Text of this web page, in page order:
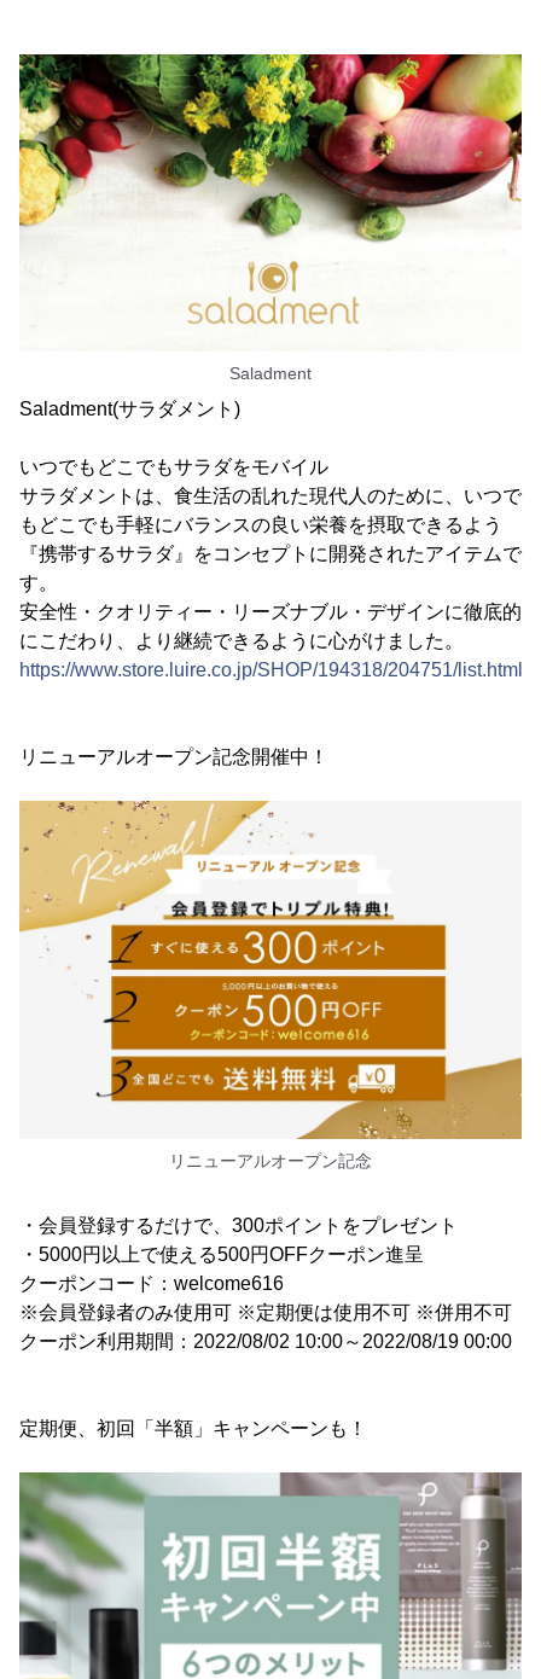
Saladment
Saladment(サラダメント)
いつでもどこでもサラダをモバイル
サラダメントは、食生活の乱れた現代人のために、いつで
もどこでも手軽にバランスの良い栄養を摂取できるよう
『携帯するサラダ』をコンセプトに開発されたアイテムで
す。
安全性・クオリティー・リーズナブル・デザインに徹底的
にこだわり、より継続できるように心がけました。
https://www.store.luire.co.jp/SHOP/194318/204751/list.html
リニューアルオープン記念開催中！
リニューアルオープン記念
・会員登録するだけで、300ポイントをプレゼント
・5000円以上で使える500円OFFクーポン進呈
クーポンコード：welcome616
※会員登録者のみ使用可 ※定期便は使用不可 ※併用不可
クーポン利用期間：2022/08/02 10:00～2022/08/19 00:00
定期便、初回「半額」キャンペーンも！